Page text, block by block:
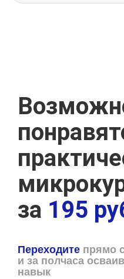
за 195
Переходите прямо
и за полчаса
навык